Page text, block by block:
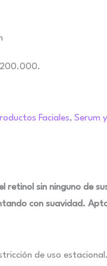
Faciales, Serum y
retinol sin ninguno de
con suavidad.
de uso estacional.